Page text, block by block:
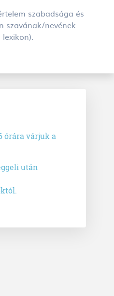
szabadsága és
szavának/nevének
órára várjuk a
után